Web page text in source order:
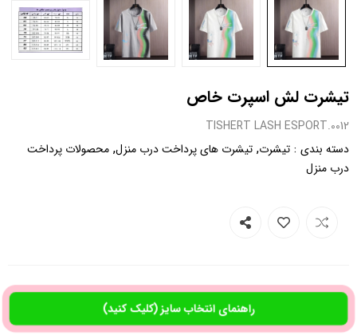
تیشرت لش اسپرت خاص
0012.TISHERT LASH ESPORT
دسته بندی : تیشرت, تیشرت های پرداخت درب منزل, محصولات پرداخت
درب منزل
راهنمای انتخاب سایز (کلیک کنید)